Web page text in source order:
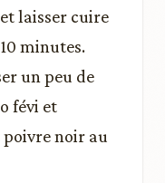
laisser cuire
minutes.
un peu de
févi et
poivre noir au